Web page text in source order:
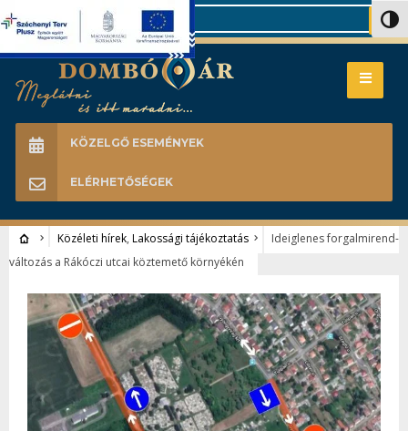
Search
KÖZELGŐ ESEMÉNYEK
ELÉRHETŐSÉGEK
Közéleti hírek, Lakossági tájékoztatás
Ideiglenes forgalmirend-
változás a Rákóczi utcai köztemető környékén